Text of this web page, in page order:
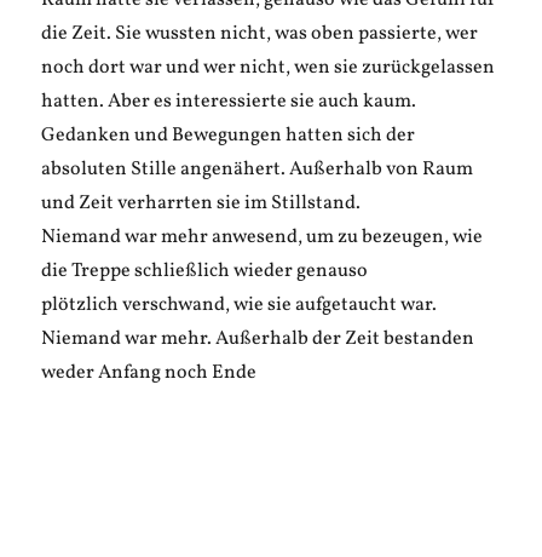
die Zeit. Sie wussten nicht, was oben passierte, wer
noch dort war und wer nicht, wen sie zurückgelassen
hatten. Aber es interessierte sie auch kaum.
Gedanken und Bewegungen hatten sich der
absoluten Stille angenähert. Außerhalb von Raum
und Zeit verharrten sie im Stillstand.
Niemand war mehr anwesend, um zu bezeugen, wie
die Treppe schließlich wieder genauso
plötzlich verschwand, wie sie aufgetaucht war.
Niemand war mehr. Außerhalb der Zeit bestanden
weder Anfang noch Ende